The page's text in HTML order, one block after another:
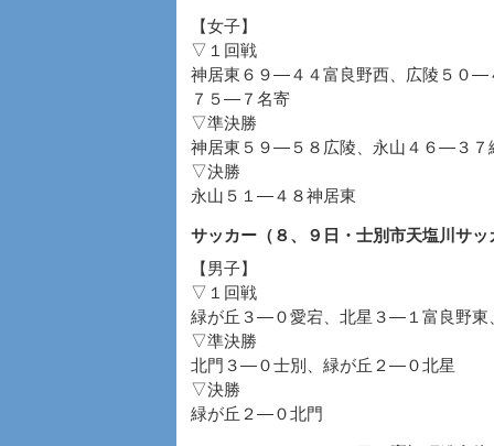
【女子】
▽１回戦
神居東６９―４４富良野西、広陵５０
７５―７名寄
▽準決勝
神居東５９―５８広陵、永山４６―３７
▽決勝
永山５１―４８神居東
サッカー（８、９日・士別市天塩川サッ
【男子】
▽１回戦
緑が丘３―０愛宕、北星３―１富良野
▽準決勝
北門３―０士別、緑が丘２―０北星
▽決勝
緑が丘２―０北門